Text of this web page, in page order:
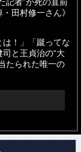
記者”が死の直前
田村修一さん》
は！」「蹴ってな
と王貞治の“大
たられた唯一の